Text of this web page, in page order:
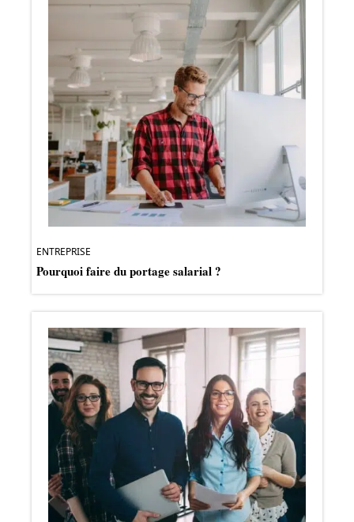
ENTREPRISE
Pourquoi faire du portage salarial ?